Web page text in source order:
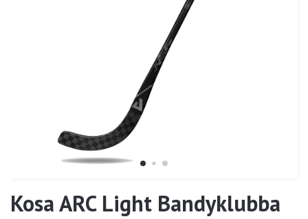
Kosa ARC Light Bandyklubba